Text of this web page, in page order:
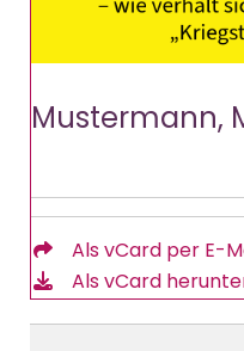
Mustermann,
Als vCard per E-
Als vCard